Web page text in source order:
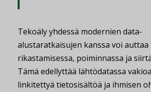
Tekoäly yhdessä modernien data-
alustaratkaisujen kanssa voi auttaa
rikastamisessa, poiminnassa ja
Tämä edellyttää lähtödatassa
linkitettyä tietosisältöä ja ihmisen